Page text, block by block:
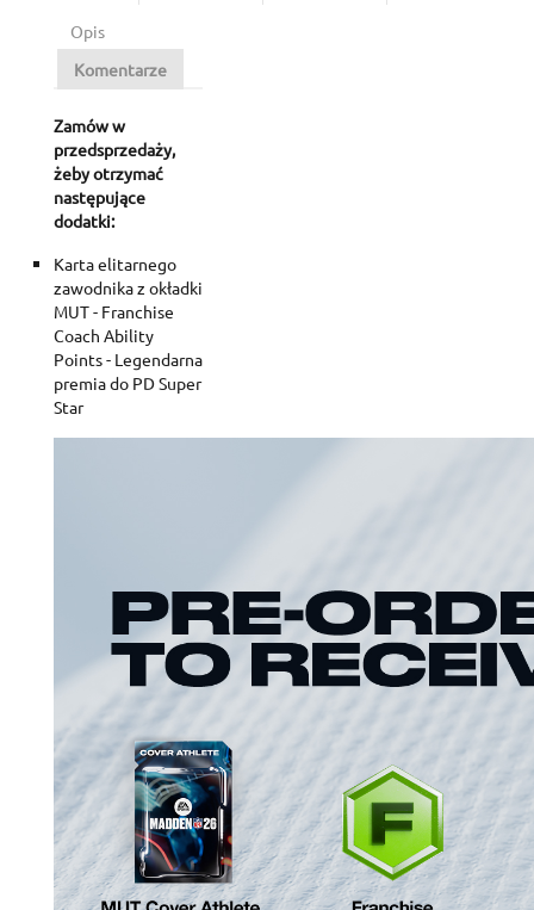
Opis
Komentarze
Zamów w
przedsprzedaży,
żeby otrzymać
następujące
dodatki:
Karta elitarnego
zawodnika z okładki
MUT - Franchise
Coach Ability
Points - Legendarna
premia do PD Super
Star